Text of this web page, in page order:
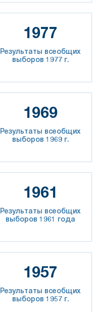
1977
Результаты всеобщих
выборов 1977 г.
1969
Результаты всеобщих
выборов 1969 г.
1961
Результаты всеобщих
выборов 1961 года
1957
Результаты всеобщих
выборов 1957 г.